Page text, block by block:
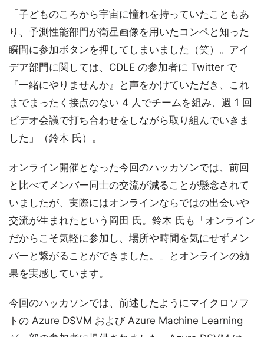
「子どものころから宇宙に憧れを持っていたこともあ
り、予測性能部門が衛星画像を用いたコンペと知った
瞬間に参加ボタンを押してしまいました（笑）。アイ
デア部門に関しては、CDLE の参加者に Twitter で
『一緒にやりませんか』と声をかけていただき、これ
までまったく接点のない 4 人でチームを組み、週 1 回
ビデオ会議で打ち合わせをしながら取り組んでいきま
した」（鈴木 氏）。
オンライン開催となった今回のハッカソンでは、前回
と比べてメンバー同士の交流が減ることが懸念されて
いましたが、実際にはオンラインならではの出会いや
交流が生まれたという岡田 氏。鈴木 氏も「オンライン
だからこそ気軽に参加し、場所や時間を気にせずメン
バーと繋がることができました。」とオンラインの効
果を実感しています。
今回のハッカソンでは、前述したようにマイクロソフ
トの Azure DSVM および Azure Machine Learning